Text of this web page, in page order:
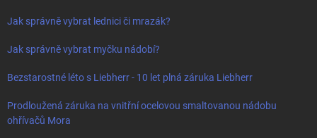
Jak správně vybrat lednici či mrazák?
Jak správně vybrat myčku nádobí?
Bezstarostné léto s Liebherr - 10 let plná záruka Liebherr
Prodloužená záruka na vnitřní ocelovou smaltovanou nádobu
ohřívačů Mora